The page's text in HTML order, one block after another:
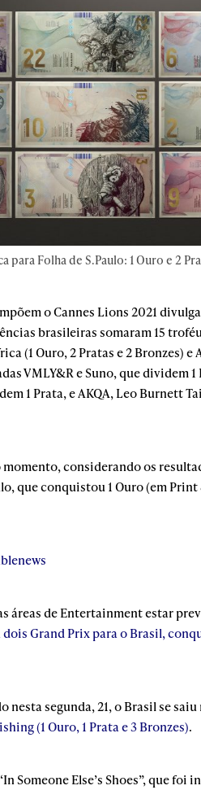
para Folha de S.Paulo: 1 Ouro e 2
o Cannes Lions 2021
brasileiras somaram 15
(1 Ouro, 2 Pratas e 2 Bronzes) e
VMLY&R e Suno, que dividem
1 Prata, e AKQA, Leo Burnett
considerando os
que conquistou 1 Ouro (em
áreas de Entertainment estar
dois Grand Prix para o Brasil,
segunda, 21, o Brasil se
(1 Ouro, 1 Prata e 3 Bronzes).
Someone Else’s Shoes”, que foi